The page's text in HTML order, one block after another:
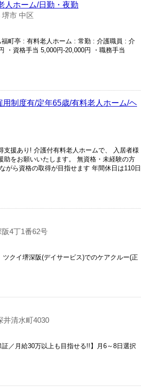
人ホーム/日勤・夜勤
堺市 中区
町亭 : 有料老人ホーム : 常勤 : 介護職員 : 介
・資格手当 5,000円-20,000円 ・職務手当
用制度有/定年65歳/有料老人ホーム/ヘ
支援あり! 介護付有料老人ホームで、 入居者様
をお願いいたします。 無資格・未経験の方
がら資格の取得が目指せます 年間休日は110日
4丁1番62号
クイ堺深阪(デイサービス)でのケアクルー(正
井清水町4030
／月給30万以上も目指せる!!】月6～8日選択